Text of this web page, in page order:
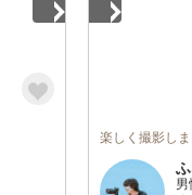
楽しく撮影し